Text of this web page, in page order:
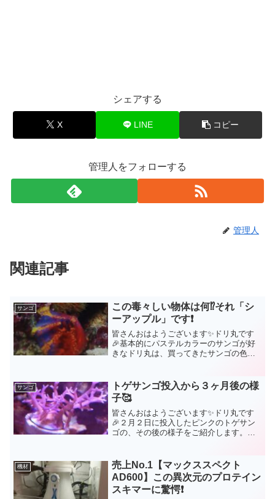
シェアする
X LINE コピー
管理人をフォローする
管理人
関連記事
サンゴ
この毒々しい物体は何⁉️それ「シ
ーアップル」です❗
皆さんおはようございます✨ドリ丸です
🎉基本的にパステルカラーのサンゴが好
きなドリ丸は、買ってきたサンゴの色揚
ショップで初めてその姿を目の当たりに
したドリ丸は、こ...
サンゴ
トゲサンゴ投入から３ヶ月後の様
子🥰
皆さんおはようございます✨ドリ丸です
🎉２月２日に投入したピンクのトゲサン
ゴの、その後の様子をご紹介します。数
が、機材も充実し、水質も安定している
せいか、今回は順調に育っ...
機材
売上No.1【マックススペクト
AD600】この異次元のプロテイン
スキマーに驚愕❗